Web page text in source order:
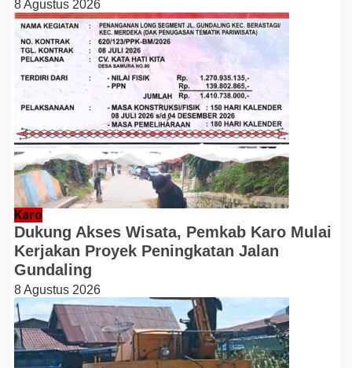
8 Agustus 2026
Karo
Dukung Akses Wisata, Pemkab Karo Mulai
Kerjakan Proyek Peningkatan Jalan
Gundaling
8 Agustus 2026